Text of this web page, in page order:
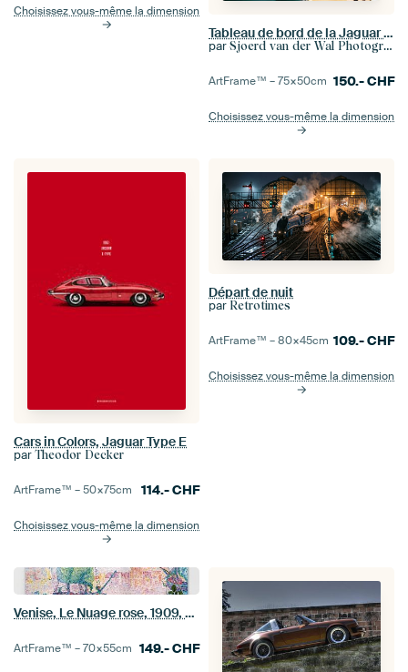
Choisissez vous-même la dimension
Tableau de bord de la Jaguar Type E
par Sjoerd van der Wal Photographie
ArtFrame™ –75×50cm 150.-CHF
Choisissez vous-même la dimension
Cars in Colors, Jaguar Type E
par Theodor Decker
ArtFrame™ –50×75cm 114.-CHF
Choisissez vous-même la dimension
Départ de nuit
par Retrotimes
ArtFrame™ –80×45cm 109.-CHF
Choisissez vous-même la dimension
Venise, Le Nuage rose, 1909, Paul Signac
ArtFrame™ –70×55cm 149.-CHF